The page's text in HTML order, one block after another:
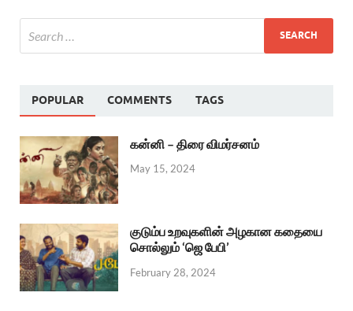
POPULAR COMMENTS TAGS
கன்னி – திரை விமர்சனம்
May 15, 2024
குடும்ப உறவுகளின் அழகான கதையை
சொல்லும் ‘ஜெ பேபி’
February 28, 2024